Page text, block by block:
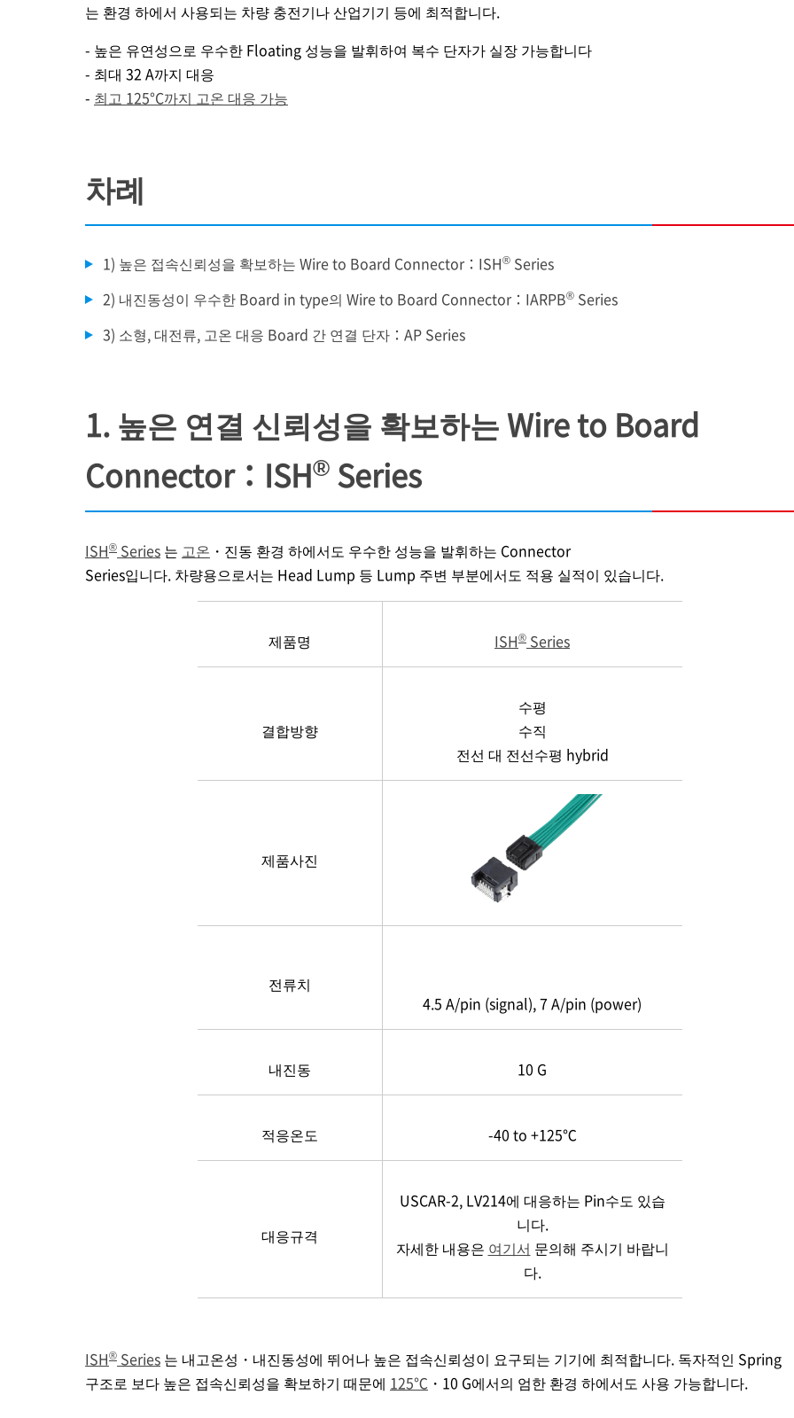
는 환경 하에서 사용되는 차량 충전기나 산업기기 등에 최적합니다.
- 높은 유연성으로 우수한 Floating 성능을 발휘하여 복수 단자가 실장 가능합니다
- 최대 32 A까지 대응
- 최고 125°C까지 고온 대응 가능
차례
1) 높은 접속신뢰성을 확보하는 Wire to Board Connector：ISH® Series
2) 내진동성이 우수한 Board in type의 Wire to Board Connector：IARPB® Series
3) 소형, 대전류, 고온 대응 Board 간 연결 단자：AP Series
1. 높은 연결 신뢰성을 확보하는 Wire to Board
Connector：ISH® Series
ISH® Series 는 고온 ・진동 환경 하에서도 우수한 성능을 발휘하는 Connector
Series입니다. 차량용으로서는 Head Lump 등 Lump 주변 부분에서도 적용 실적이 있습니다.
제품명 ISH® Series
결합방향
수평
수직
전선 대 전선수평 hybrid
제품사진
전류치
4.5 A/pin (signal), 7 A/pin (power)
내진동 10 G
적응온도 -40 to +125℃
대응규격
USCAR-2, LV214에 대응하는 Pin수도 있습
니다.
자세한 내용은 여기서 문의해 주시기 바랍니
다.
ISH® Series 는 내고온성・내진동성에 뛰어나 높은 접속신뢰성이 요구되는 기기에 최적합니다. 독자적인 Spring
구조로 보다 높은 접속신뢰성을 확보하기 때문에 125℃ ・10 G에서의 엄한 환경 하에서도 사용 가능합니다.